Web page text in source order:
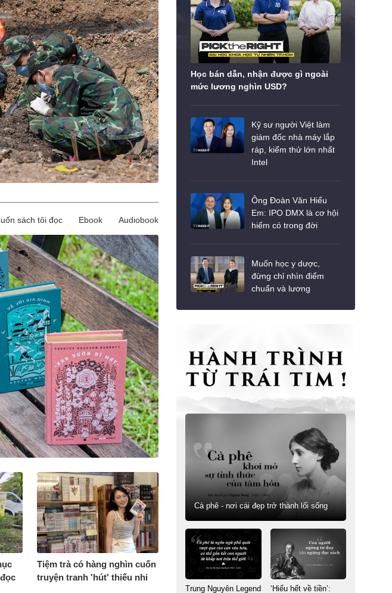
sách tôi đọc Ebook Audiobook
Tiệm trà có hàng nghìn cuốn
truyện tranh 'hút' thiếu nhi
Học bán dẫn, nhận được gì ngoài
mức lương nghìn USD?
Kỹ sư người Việt làm
giám đốc nhà máy lắp
ráp, kiểm thử lớn nhất
Intel
Ông Đoàn Văn Hiểu
Em: IPO DMX là cơ hội
hiếm có trong đời
Muốn học y dược,
đừng chỉ nhìn điểm
chuẩn và lương
Cà phê - nơi cái đẹp trở thành lối sống
Trung Nguyên Legend
‘Hiểu hết về tiền’: